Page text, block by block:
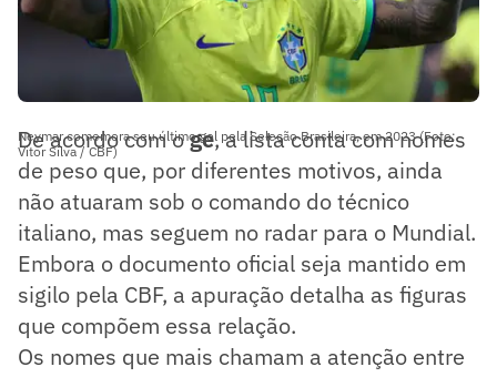
Neymar comemora seu último gol pela Seleção Brasileira, em 2023 (Foto:
Vitor Silva / CBF)
De acordo com oge, a lista conta com nomes
de peso que, por diferentes motivos, ainda
não atuaram sob o comando do técnico
italiano, mas seguem no radar para o Mundial.
Embora o documento oficial seja mantido em
sigilo pela CBF, a apuração detalha as figuras
que compõem essa relação.
Os nomes que mais chamam a atenção entre